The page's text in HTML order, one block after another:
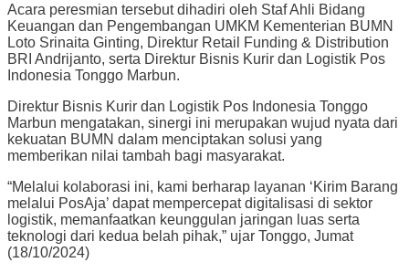
Acara peresmian tersebut dihadiri oleh Staf Ahli Bidang
Keuangan dan Pengembangan UMKM Kementerian BUMN
Loto Srinaita Ginting, Direktur Retail Funding & Distribution
BRI Andrijanto, serta Direktur Bisnis Kurir dan Logistik Pos
Indonesia Tonggo Marbun.
Direktur Bisnis Kurir dan Logistik Pos Indonesia Tonggo
Marbun mengatakan, sinergi ini merupakan wujud nyata dari
kekuatan BUMN dalam menciptakan solusi yang
memberikan nilai tambah bagi masyarakat.
“Melalui kolaborasi ini, kami berharap layanan ‘Kirim Barang
melalui PosAja’ dapat mempercepat digitalisasi di sektor
logistik, memanfaatkan keunggulan jaringan luas serta
teknologi dari kedua belah pihak,” ujar Tonggo, Jumat
(18/10/2024)